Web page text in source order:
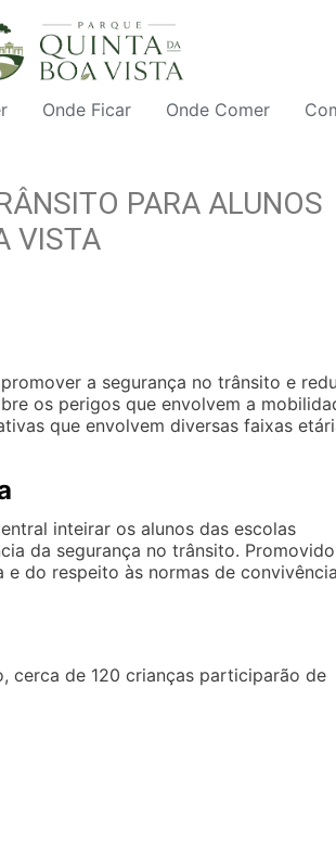
Onde Ficar Onde Comer
PARA ALUNOS
VISTA
a segurança no trânsito e
os perigos que envolvem a
que envolvem diversas faixas
inteirar os alunos das escolas
da segurança no trânsito. Promovido
do respeito às normas de convivência
cerca de 120 crianças participarão de